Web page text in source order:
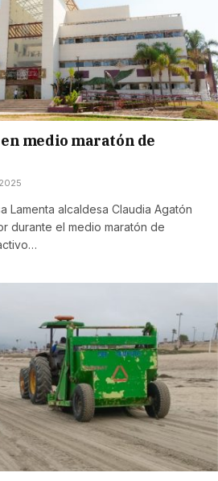
medio maratón de
Lamenta alcaldesa Claudia Agatón
durante el medio maratón de